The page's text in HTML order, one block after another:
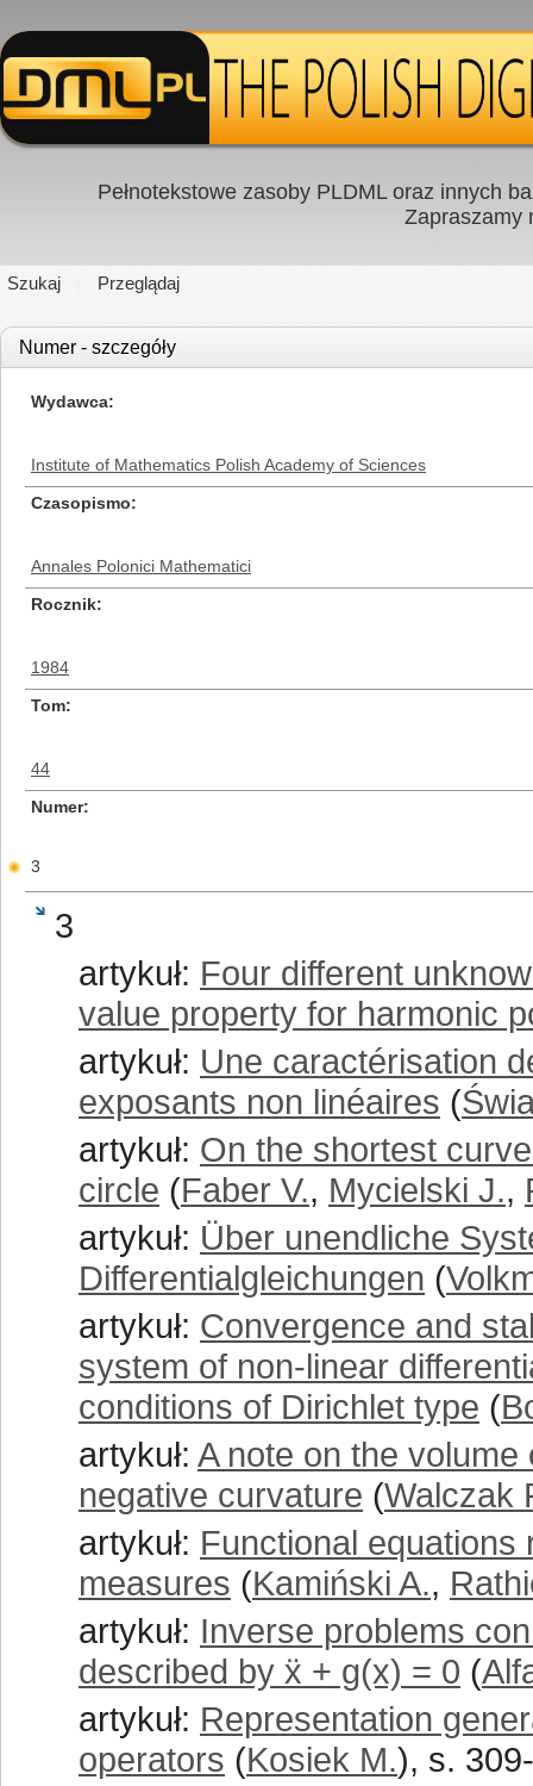
Pełnotekstowe zasoby PLDML oraz innych
Zapraszamy
Szukaj Przeglądaj
Numer - szczegóły
Wydawca
Institute of Mathematics Polish Academy of Sciences
Czasopismo
Annales Polonici Mathematici
Rocznik
1984
Tom
44
Numer
3
3
artykuł: Four different
value property for harmonic
artykuł: Une caractérisation
exposants non linéaires (
artykuł: On the shortest
circle (Faber V., Mycielski J.,
artykuł: Über unendliche
Differentialgleichungen (
artykuł: Convergence and
system of non-linear
conditions of Dirichlet type (
artykuł: A note on the
negative curvature (Walczak
artykuł: Functional equations
measures (Kamiński A.,
artykuł: Inverse problems
described by ẍ + g(x) = 0 (
artykuł: Representation
operators (Kosiek M.), s.